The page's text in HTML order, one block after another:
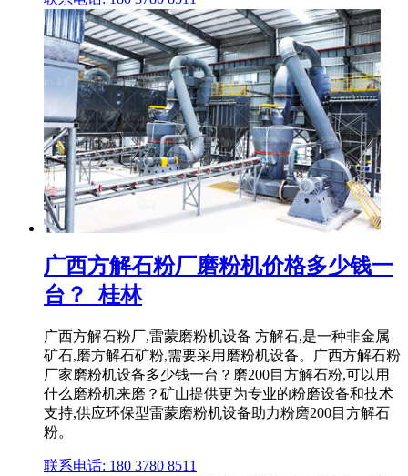
广西方解石粉厂磨粉机价格多少钱一
台？_桂林
广西方解石粉厂,雷蒙磨粉机设备 方解石,是一种非金属
矿石,磨方解石矿粉,需要采用磨粉机设备。广西方解石粉
厂家磨粉机设备多少钱一台？磨200目方解石粉,可以用
什么磨粉机来磨？矿山提供更为专业的粉磨设备和技术
支持,供应环保型雷蒙磨粉机设备助力粉磨200目方解石
粉。
联系电话: 180 3780 8511